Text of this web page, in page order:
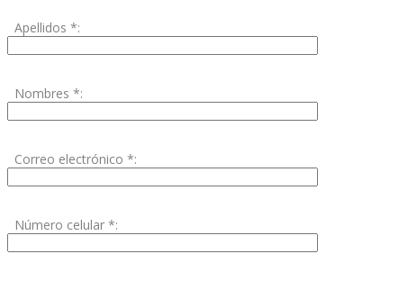
Apellidos *:
Nombres *:
Correo electrónico *:
Número celular *: